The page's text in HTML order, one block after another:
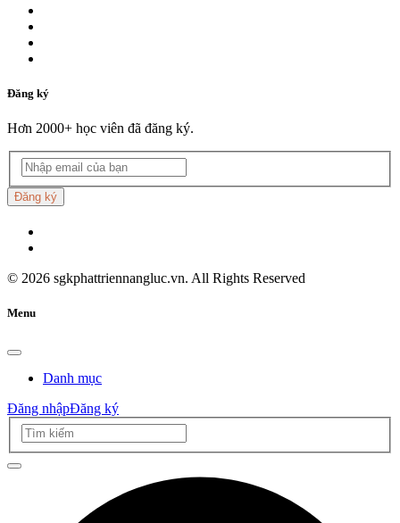
Đăng ký
Hơn 2000+ học viên đã đăng ký.
Đăng ký
© 2026 sgkphattriennangluc.vn. All Rights Reserved
Menu
Danh mục
Đăng nhậpĐăng ký